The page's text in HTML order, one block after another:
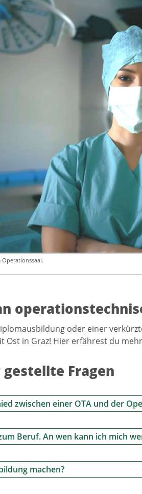
oder einer
Ost in Graz! Hier erfährest du
gestellte Fragen
zwischen einer OTA und der
Beruf. An wen kann ich mich
machen?